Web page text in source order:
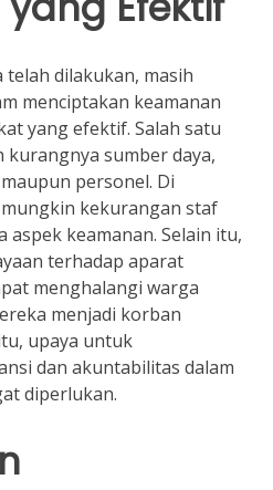
dilakukan, masih
menciptakan keamanan
yang efektif. Salah satu
sumber daya,
personel. Di
kekurangan staf
aspek keamanan. Selain itu,
terhadap aparat
menghalangi warga
menjadi korban
upaya untuk
dan akuntabilitas dalam
diperlukan.